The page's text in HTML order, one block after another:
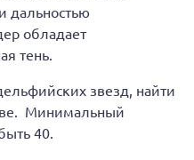
дальностью
обладает
тень.
звезд, найти
Минимальный
40.